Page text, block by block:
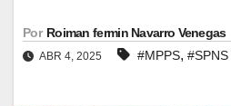
Por Roiman fermin Navarro Venegas
ABR 4, 2025 #MPPS, #SPNS